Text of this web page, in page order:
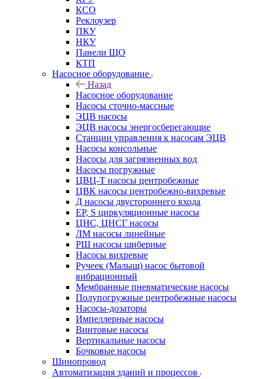
КСО
Реклоузер
ПКУ
НКУ
Панели ЩО
КТП
Насосное оборудование
Назад
Насосное оборудование
Насосы сточно-массные
ЭЦВ насосы
ЭЦВ насосы энергосберегающие
Станции управления к насосам ЭЦВ
Насосы консольные
Насосы для загрязненных вод
Насосы погружные
ЦВЦ-Т насосы центробежные
ЦВК насосы центробежно-вихревые
Д насосы двустороннего входа
EP, S циркуляционные насосы
ЦНС, ЦНСГ насосы
ЛМ насосы линейные
РШ насосы шиберные
Насосы вихревые
Ручеек (Малыш) насос бытовой
вибрационный
Мембранные пневматические насосы
Полупогружные центробежные насосы
Насосы-дозаторы
Импеллерные насосы
Винтовые насосы
Вертикальные насосы
Бочковые насосы
Шинопровод
Автоматизация зданий и процессов